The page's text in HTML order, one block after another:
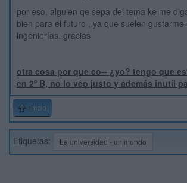
por eso, alguien qe sepa del tema ke me
bien para el futuro , ya que suelen gustarme
ingenierías. gracias
otra cosa por que co-- ¿yo? tengo que
en 2º B, no lo veo justo y además inutil
Inicio
Etiquetas: La universidad - un mundo